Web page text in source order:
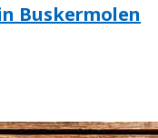
Buskermolen